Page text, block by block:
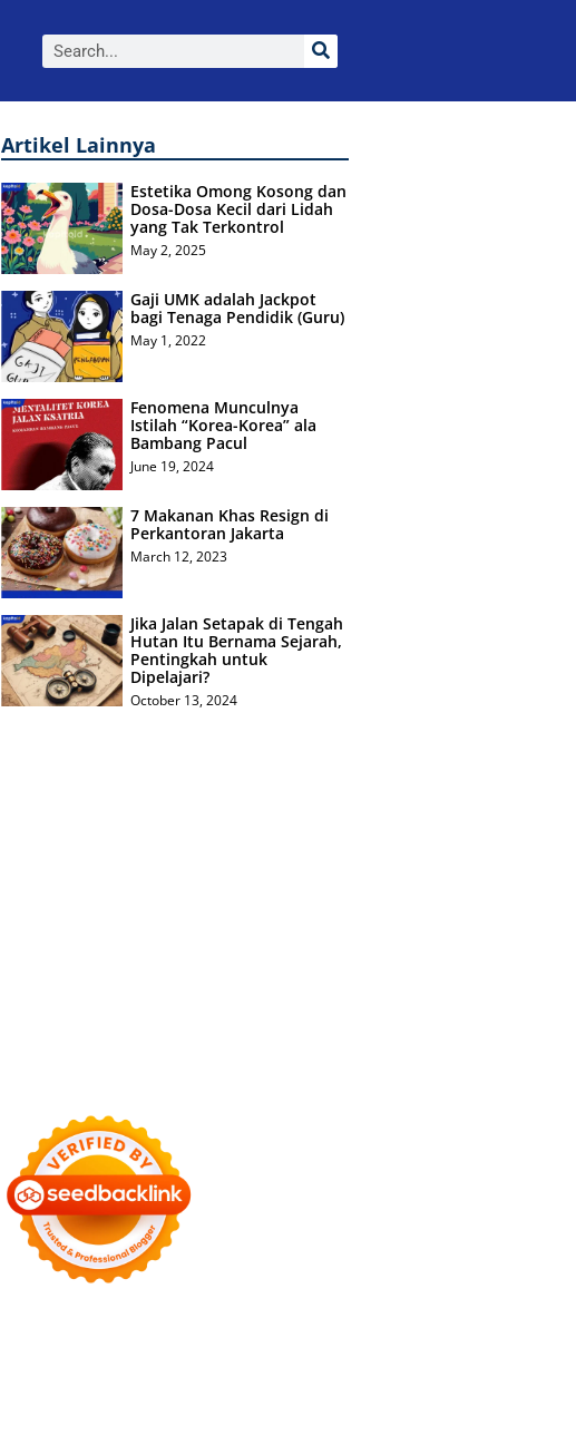
Artikel Lainnya
Estetika Omong Kosong dan
Dosa-Dosa Kecil dari Lidah
yang Tak Terkontrol
May 2, 2025
Gaji UMK adalah Jackpot
bagi Tenaga Pendidik (Guru)
May 1, 2022
Fenomena Munculnya
Istilah “Korea-Korea” ala
Bambang Pacul
June 19, 2024
7 Makanan Khas Resign di
Perkantoran Jakarta
March 12, 2023
Jika Jalan Setapak di Tengah
Hutan Itu Bernama Sejarah,
Pentingkah untuk
Dipelajari?
October 13, 2024